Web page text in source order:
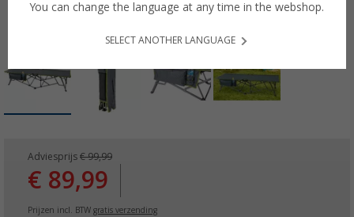
Adviesprijs € 99,99
€ 89,99
Prijzen incl. BTW gratis verzending
You can change the language at any time in the webshop.
SELECT ANOTHER LANGUAGE